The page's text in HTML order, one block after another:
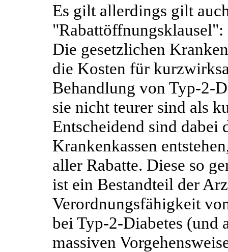
Es gilt allerdings gilt
"Rabattöffnungsklausel":
Die gesetzlichen
die Kosten für
Behandlung von Typ-2-
sie nicht teurer sind als
Entscheidend sind dabei
Krankenkassen
aller Rabatte. Diese so
ist ein Bestandteil der
Verordnungsfähigkeit
bei Typ-2-Diabetes (und
massiven